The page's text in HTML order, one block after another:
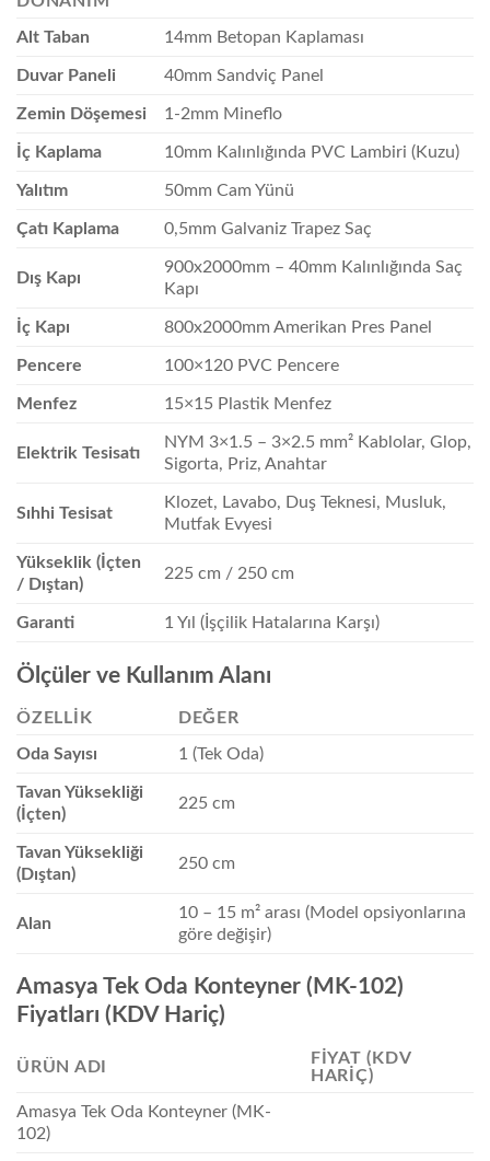
Alt Taban 14mm Betopan Kaplaması
Duvar Paneli 40mm Sandviç Panel
Zemin Döşemesi 1-2mm Mineflo
İç Kaplama 10mm Kalınlığında PVC Lambiri (Kuzu)
Yalıtım 50mm Cam Yünü
Çatı Kaplama 0,5mm Galvaniz Trapez Saç
Dış Kapı
900x2000mm – 40mm Kalınlığında Saç
Kapı
İç Kapı 800x2000mm Amerikan Pres Panel
Pencere 100×120 PVC Pencere
Menfez 15×15 Plastik Menfez
Elektrik Tesisatı
NYM 3×1.5 – 3×2.5 mm² Kablolar, Glop,
Sigorta, Priz, Anahtar
Sıhhi Tesisat
Klozet, Lavabo, Duş Teknesi, Musluk,
Mutfak Evyesi
Yükseklik (İçten
/ Dıştan)
225 cm / 250 cm
Garanti 1 Yıl (İşçilik Hatalarına Karşı)
Ölçüler ve Kullanım Alanı
ÖZELLIK DEĞER
Oda Sayısı 1 (Tek Oda)
Tavan Yüksekliği
(İçten)
225 cm
Tavan Yüksekliği
(Dıştan)
250 cm
Alan
10 – 15 m² arası (Model opsiyonlarına
göre değişir)
Amasya Tek Oda Konteyner (MK-102)
Fiyatları (KDV Hariç)
ÜRÜN ADI
FIYAT (KDV
HARIÇ)
Amasya Tek Oda Konteyner (MK-
102)